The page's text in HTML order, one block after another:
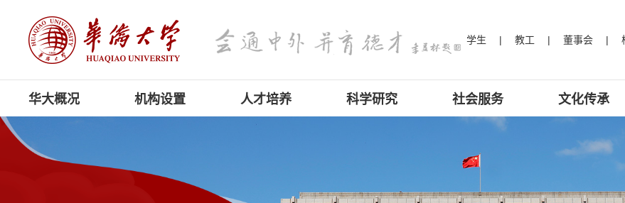
学生
学生
学生
学生
学生
学生
学生
学生
学生
学生
学生
学生
学生
学生
学生
学生
学生
学生
学生
学生
学生
学生
学生
学生
学生
学生
学生
学生
学生
学生
学生
学生
学生
学生
学生
学生
学生
学生
学生
学生
学生
学生
学生
学生
学生
学生
学生
学生
学生
学生
学生
学生
学生
学生
学生
学生
学生
学生
学生
学生
学生
学生
学生
学生
学生
学生
学生
学生
学生
学生
学生
学生
学生
学生
学生
学生
学生
学生
学生
学生
学生
学生
学生
学生
学生
学生
学生
学生
学生
学生
学生
学生
学生
学生
学生
学生
学生
学生
学生
学生
学生
学生
学生
学生
学生
学生
学生
学生
学生
学生
学生
学生
学生
学生
学生
学生
学生
学生
学生
学生
学生
学生
学生
学生
学生
学生
学生
学生
学生
学生